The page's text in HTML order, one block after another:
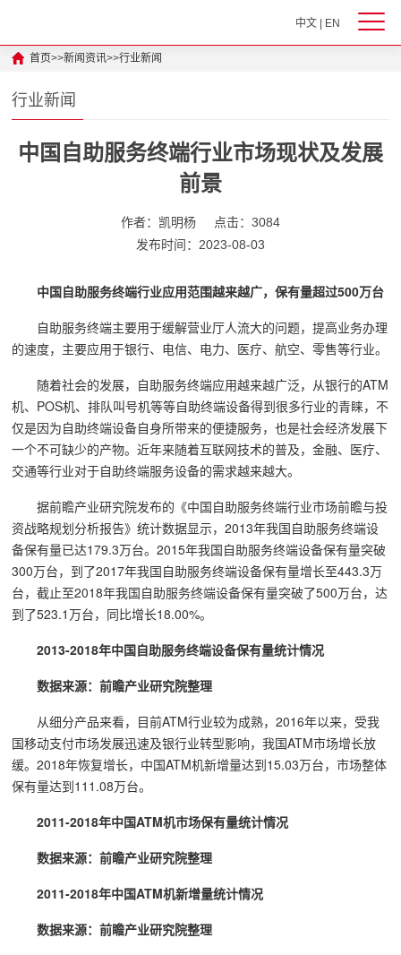
中文| EN
首页>>新闻资讯>>行业新闻
行业新闻
中国自助服务终端行业市场现状及发展
前景
作者：凯明杨
点击：3084
发布时间：2023-08-03
中国自助服务终端行业应用范围越来越广，保有量超过500万台
自助服务终端主要用于缓解营业厅人流大的问题，提高业务办理
的速度，主要应用于银行、电信、电力、医疗、航空、零售等行业。
随着社会的发展，自助服务终端应用越来越广泛，从银行的ATM
机、POS机、排队叫号机等等自助终端设备得到很多行业的青睐，不
仅是因为自助终端设备自身所带来的便捷服务，也是社会经济发展下
一个不可缺少的产物。近年来随着互联网技术的普及，金融、医疗、
交通等行业对于自助终端服务设备的需求越来越大。
据前瞻产业研究院发布的《中国自助服务终端行业市场前瞻与投
资战略规划分析报告》统计数据显示，2013年我国自助服务终端设
备保有量已达179.3万台。2015年我国自助服务终端设备保有量突破
300万台，到了2017年我国自助服务终端设备保有量增长至443.3万
台，截止至2018年我国自助服务终端设备保有量突破了500万台，达
到了523.1万台，同比增长18.00%。
2013-2018年中国自助服务终端设备保有量统计情况
数据来源：前瞻产业研究院整理
从细分产品来看，目前ATM行业较为成熟，2016年以来，受我
国移动支付市场发展迅速及银行业转型影响，我国ATM市场增长放
缓。2018年恢复增长，中国ATM机新增量达到15.03万台，市场整体
保有量达到111.08万台。
2011-2018年中国ATM机市场保有量统计情况
数据来源：前瞻产业研究院整理
2011-2018年中国ATM机新增量统计情况
数据来源：前瞻产业研究院整理